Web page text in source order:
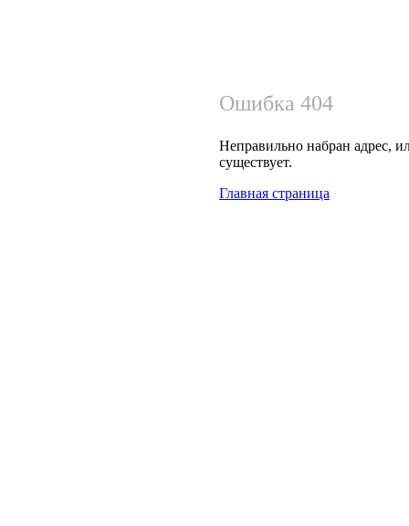
Ошибка 404
Неправильно набран адрес,
существует.
Главная страница